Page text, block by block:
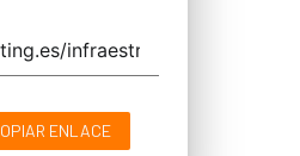
ENLACE